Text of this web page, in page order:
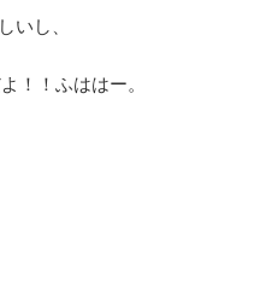
いし、
！！ふははー。